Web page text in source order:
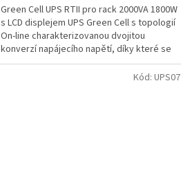
Green Cell UPS RTII pro rack 2000VA 1800W
s LCD displejem UPS Green Cell s topologií
On-line charakterizovanou dvojitou
konverzí napájecího napětí, díky které se
nouzové...
Kód: UPS07